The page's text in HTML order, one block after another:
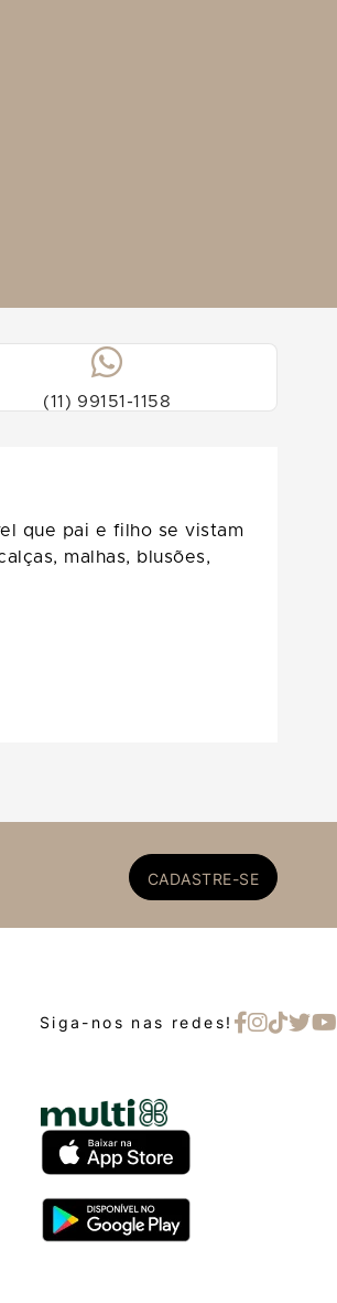
(11) 99151-1158
que pai e filho se vistam
malhas, blusões,
CADASTRE-SE
Siga-nos nas redes!